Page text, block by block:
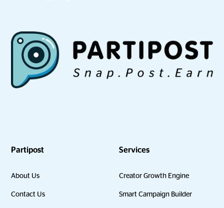
Partipost
About Us
Contact Us
Services
Creator Growth Engine
Smart Campaign Builder